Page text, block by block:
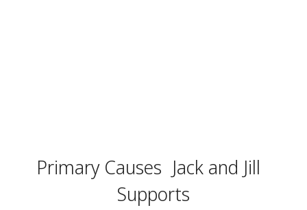
Primary Causes Jack and Jill
Supports